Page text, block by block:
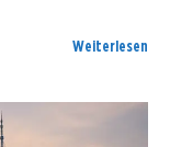
Weiterlesen